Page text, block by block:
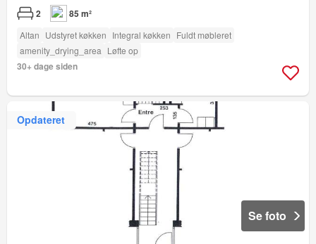
2 85 m²
Altan Udstyret køkken Integral køkken Fuldt møbleret
amenity_drying_area Løfte op
30+ dage siden
Opdateret
Se foto